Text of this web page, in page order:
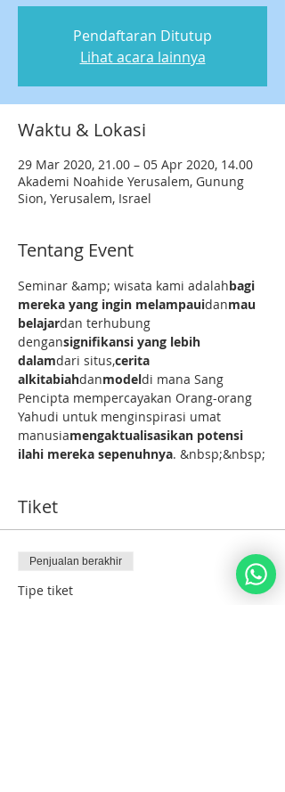
Pendaftaran Ditutup
Lihat acara lainnya
Waktu & Lokasi
29 Mar 2020, 21.00 – 05 Apr 2020, 14.00
Akademi Noahide Yerusalem, Gunung
Sion, Yerusalem, Israel
Tentang Event
Seminar &amp; wisata kami adalahbagi
mereka yang ingin melampauidanmau
belajardan terhubung
dengansignifikansi yang lebih
dalamdari situs,cerita
alkitabiahdanmodeldi mana Sang
Pencipta mempercayakan Orang-orang
Yahudi untuk menginspirasi umat
manusiamengaktualisasikan potensi
ilahi mereka sepenuhnya. &nbsp;&nbsp;
Tiket
Penjualan berakhir
Tipe tiket